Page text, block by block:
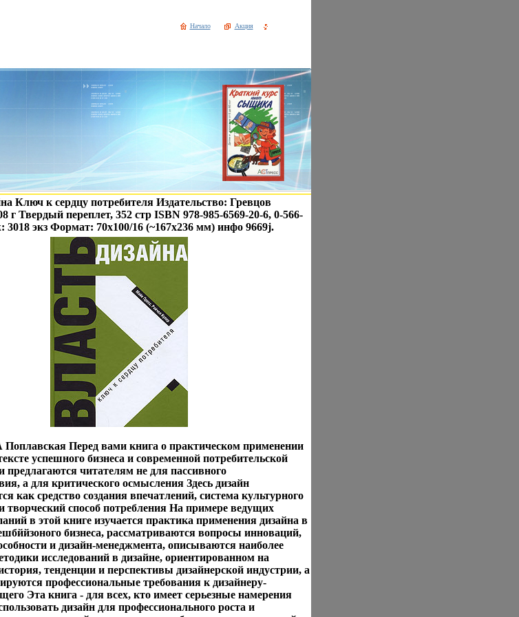
Начало Акция
Ключ к сердцу потребителя Издательство: Гревцов
г Твердый переплет, 352 стр ISBN 978-985-6569-20-6, 0-566-
3018 экз Формат: 70x100/16 (~167x236 мм) инфо 9669j.
Перед вами книга о практическом применении
успешного бизнеса и современной потребительской
предлагаются читателям не для пассивного
а для критического осмысления Здесь дизайн
как средство создания впечатлений, система культурного
творческий способ потребления На примере ведущих
в этой книге изучается практика применения дизайна в
бизнеса, рассматриваются вопросы инноваций,
и дизайн-менеджмента, описываются наиболее
исследований в дизайне, ориентированном на
тенденции и перспективы дизайнерской индустрии, а
профессиональные требования к дизайнеру-
Эта книга - для всех, кто имеет серьезные намерения
дизайн для профессионального роста и